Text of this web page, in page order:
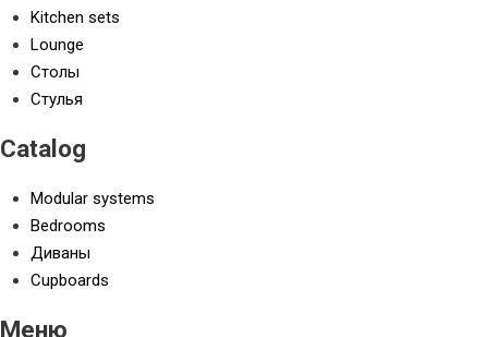
Kitchen sets
Lounge
Столы
Стулья
Catalog
Modular systems
Bedrooms
Диваны
Cupboards
Меню